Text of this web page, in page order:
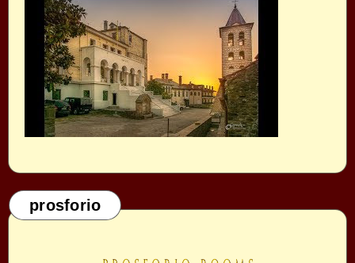
prosforio